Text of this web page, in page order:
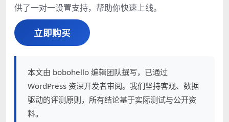
供了一对一设置支持，帮助你快速上线。
立即购买
本文由 bobohello 编辑团队撰写，已通过
WordPress 资深开发者审阅。我们坚持客观、数据
驱动的评测原则，所有结论基于实际测试与公开资
料。